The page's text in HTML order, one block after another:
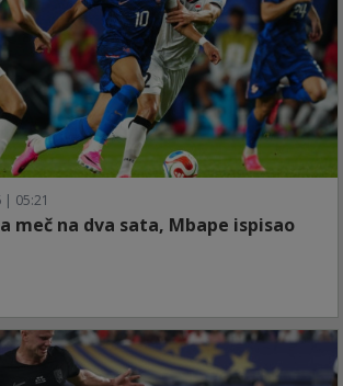
| 05:21
meč na dva sata, Mbape ispisao